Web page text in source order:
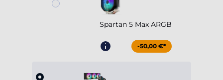
Spartan 5 Max ARGB
-50,00 €*